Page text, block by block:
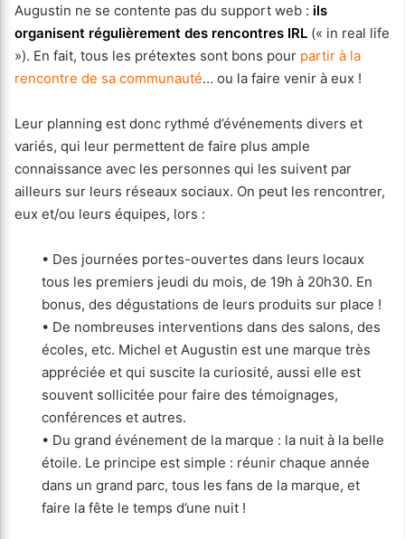
Augustin ne se contente pas du support web : ils
organisent régulièrement des rencontres IRL (« in real life
»). En fait, tous les prétextes sont bons pour partir à la
rencontre de sa communauté… ou la faire venir à eux !
Leur planning est donc rythmé d’événements divers et
variés, qui leur permettent de faire plus ample
connaissance avec les personnes qui les suivent par
ailleurs sur leurs réseaux sociaux. On peut les rencontrer,
eux et/ou leurs équipes, lors :
• Des journées portes-ouvertes dans leurs locaux
tous les premiers jeudi du mois, de 19h à 20h30. En
bonus, des dégustations de leurs produits sur place !
• De nombreuses interventions dans des salons, des
écoles, etc. Michel et Augustin est une marque très
appréciée et qui suscite la curiosité, aussi elle est
souvent sollicitée pour faire des témoignages,
conférences et autres.
• Du grand événement de la marque : la nuit à la belle
étoile. Le principe est simple : réunir chaque année
dans un grand parc, tous les fans de la marque, et
faire la fête le temps d’une nuit !